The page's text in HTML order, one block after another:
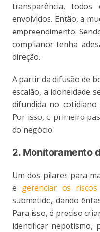
transparência,
envolvidos. Então, a
empreendimento.
compliance tenha
direção.
A partir da difusão de
escalão, a idoneidade
difundida no
Por isso, o primeiro
do negócio.
2. Monitoramento
Um dos pilares para
e gerenciar os riscos
submetido, dando
Para isso, é preciso
identificar nepotismo,